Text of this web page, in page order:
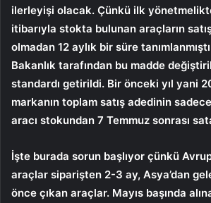
ilerleyişi olacak. Çünkü ilk
itibarıyla stokta bulunan araçların
olmadan 12 aylık bir süre
Bakanlık tarafından bu madde
standardı getirildi. Bir önceki yıl yani
markanın toplam satış adedinin
aracı stokundan 7 Temmuz sonrası
İşte burada sorun başlıyor çünkü
araçlar siparişten 2-3 ay, Asya’dan
önce çıkan araçlar. Mayıs başında